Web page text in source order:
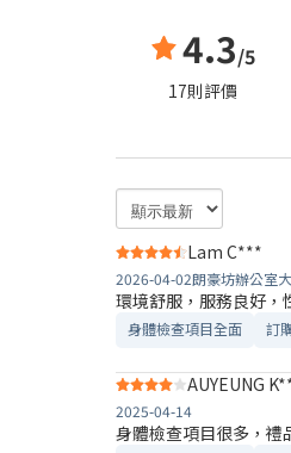
4.3/5
17則評價
Lam C***
2026-04-02朗豪坊辦公室
環境舒服，服務良好，
身體檢查項目全面 訂
AUYEUNG
2025-04-14
身體檢查項目很多，禮